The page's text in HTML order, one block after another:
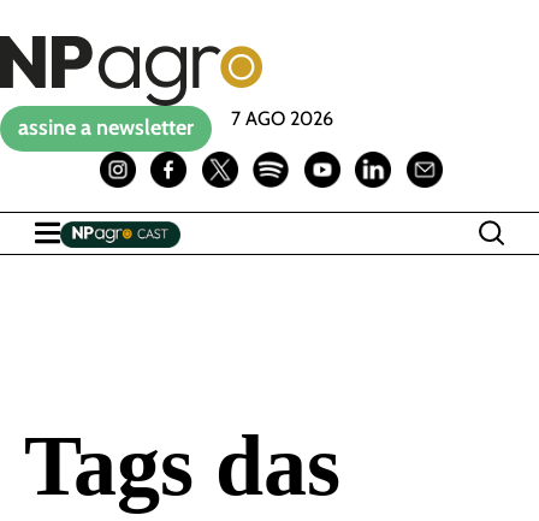
assine a newsletter 7 AGO 2026
Tags das